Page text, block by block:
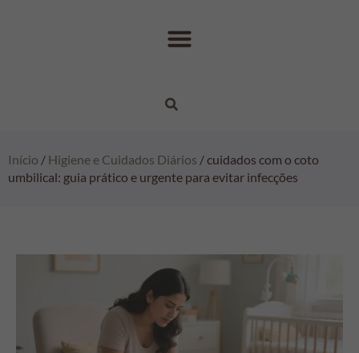
Início / Higiene e Cuidados Diários / cuidados com o coto
umbilical: guia prático e urgente para evitar infecções